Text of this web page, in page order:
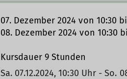
07. Dezember 2024 von 10:30
08. Dezember 2024 von 10:30
Kursdauer 9 Stunden
Sa. 07.12.2024, 10:30 Uhr - So.